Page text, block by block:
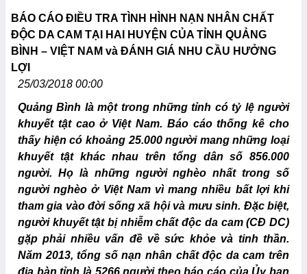
BÁO CÁO ĐIỀU TRA TÌNH HÌNH NẠN NHÂN CHẤT
ĐỘC DA CAM TẠI HAI HUYỆN CỦA TỈNH QUẢNG
BÌNH – VIỆT NAM và ĐÁNH GIÁ NHU CẦU HƯỞNG
LỢI
25/03/2018 00:00
Quảng Bình là một trong những tỉnh có tỷ lệ người
khuyết tật cao ở Việt Nam. Báo cáo thống kê cho
thấy hiện có khoảng 25.000 người mang những loại
khuyết tật khác nhau trên tổng dân số 856.000
người. Họ là những người nghèo nhất trong số
người nghèo ở Việt Nam vì mang nhiều bất lợi khi
tham gia vào đời sống xã hội và mưu sinh. Đặc biệt,
người khuyết tật bị nhiễm chất độc da cam (CĐ DC)
gặp phải nhiều vấn đề về sức khỏe và tinh thần.
Năm 2013, tổng số nạn nhân chất độc da cam trên